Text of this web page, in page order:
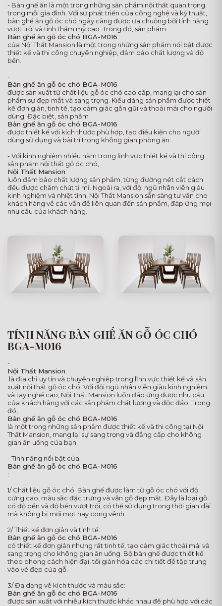
- Bàn ghế ăn là một trong những sản phẩm nội thất quan trọng
trong mỗi gia đình. Với sự phát triển của công nghệ và kỹ thuật,
bàn ghế ăn gỗ óc chó ngày càng được ưa chuộng bởi tính năng
vượt trội và tính thẩm mỹ cao. Trong đó, sản phẩm
Bàn ghế ăn gỗ óc chó BGA-M016
của Nội Thất Mansion là một trong những sản phẩm nổi bật được
thiết kế và thi công chuyên nghiệp, đảm bảo chất lượng và độ
bền.
-
Bàn ghế ăn gỗ óc chó BGA-M016
được sản xuất từ chất liệu gỗ óc chó cao cấp, mang lại cho sản
phẩm sự đẹp mắt và sang trọng. Kiểu dáng sản phẩm được thiết
kế đơn giản, tinh tế, tạo cảm giác gần gũi và thoải mái cho người
dùng. Đặc biệt, sản phẩm
Bàn ghế ăn gỗ óc chó BGA-M016
được thiết kế với kích thước phù hợp, tạo điều kiện cho người
dùng sử dụng và bài trí trong không gian phòng ăn.
- Với kinh nghiệm nhiều năm trong lĩnh vực thiết kế và thi công
sản phẩm nội thất gỗ óc chó,
Nội Thất Mansion
luôn đảm bảo chất lượng sản phẩm, từng đường nét cắt cách
đều được chăm chút tỉ mỉ. Ngoài ra, với đội ngũ nhân viên giàu
kinh nghiệm và nhiệt tình, Nội Thất Mansion sẵn sàng tư vấn cho
khách hàng về các vấn đề liên quan đến sản phẩm, đáp ứng mọi
nhu cầu của khách hàng.
TÍNH NĂNG BÀN GHẾ ĂN GỖ ÓC CHÓ
BGA-M016
-
Nội Thất Mansion
là địa chỉ uy tín và chuyên nghiệp trong lĩnh vực thiết kế và sản
xuất nội thất gỗ óc chó. Với đội ngũ nhân viên giàu kinh nghiệm
và tay nghề cao, Nội Thất Mansion luôn đáp ứng được nhu cầu
của khách hàng với các sản phẩm chất lượng và độc đáo. Trong
đó,
Bàn ghế ăn gỗ óc chó BGA-M016
là một trong những sản phẩm được thiết kế và thi công tại Nội
Thất Mansion, mang lại sự sang trọng và đẳng cấp cho không
gian ăn uống của bạn.
- Tính năng nổi bật của
Bàn ghế ăn gỗ óc chó BGA-M016
:
1/ Chất liệu gỗ óc chó: Bàn ghế được làm từ gỗ óc chó với độ
cứng cao, màu sắc đặc trưng và vân gỗ đẹp mắt. Đây là loại gỗ
có độ bền và độ bền vượt trội, có thể sử dụng trong thời gian dài
mà không bị mối mọt hay cong vênh.
2/ Thiết kế đơn giản và tinh tế:
Bàn ghế ăn gỗ óc chó BGA-M016
có thiết kế đơn giản nhưng rất tinh tế, tạo cảm giác thoải mái và
sang trọng cho không gian ăn uống. Bộ bàn ghế được thiết kế
theo phong cách hiện đại, tối giản hóa các chi tiết để tập trung
vào vẻ đẹp của gỗ.
3/ Đa dạng về kích thước và màu sắc:
Bàn ghế ăn gỗ óc chó BGA-M016
được sản xuất với nhiều kích thước khác nhau để phù hợp với các